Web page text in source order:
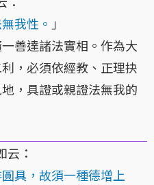
我性。 」
善達諸法實相。作為大
，必須依經教、正理抉
，具證或親證法無我的
：
具，故須一種德增上